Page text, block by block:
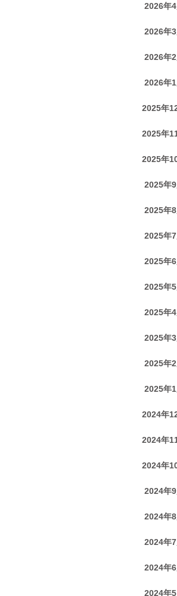
2026年4
2026年3
2026年2
2026年1
2025年
2025年
2025年
2025年9
2025年8
2025年7
2025年6
2025年5
2025年4
2025年3
2025年2
2025年1
2024年
2024年
2024年
2024年9
2024年8
2024年7
2024年6
2024年5